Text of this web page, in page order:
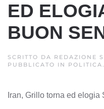
ED
BUON
SCRITTO DA REDAZIONE
PUBBLICATO IN POLITICA.
Iran, Grillo torna ed